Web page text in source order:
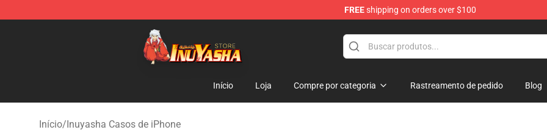
FREEshipping on orders over $100
Inuyasha Store - Official Inuyasha Merchandise Shop
Início Loja Compre por categoria Rastreamento de pedido Blog
Início/Inuyasha Casos de iPhone